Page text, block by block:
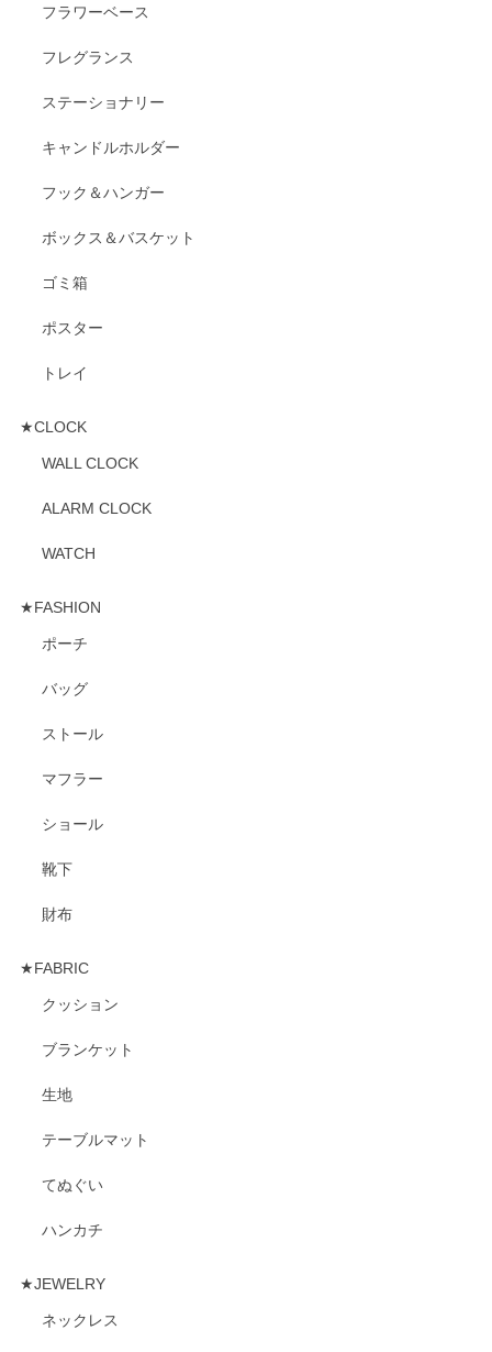
フラワーベース
フレグランス
ステーショナリー
キャンドルホルダー
フック＆ハンガー
ボックス＆バスケット
ゴミ箱
ポスター
トレイ
★CLOCK
WALL CLOCK
ALARM CLOCK
WATCH
★FASHION
ポーチ
バッグ
ストール
マフラー
ショール
靴下
財布
★FABRIC
クッション
ブランケット
生地
テーブルマット
てぬぐい
ハンカチ
★JEWELRY
ネックレス